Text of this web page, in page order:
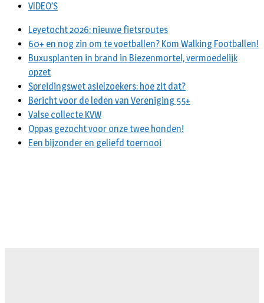
VIDEO’S
Leyetocht 2026: nieuwe fietsroutes
60+ en nog zin om te voetballen? Kom Walking Footballen!
Buxusplanten in brand in Biezenmortel, vermoedelijk
opzet
Spreidingswet asielzoekers: hoe zit dat?
Bericht voor de leden van Vereniging 55+
Valse collecte KVW
Oppas gezocht voor onze twee honden!
Een bijzonder en geliefd toernooi